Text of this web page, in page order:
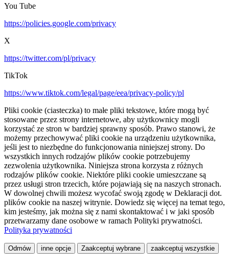
You Tube
https://policies.google.com/privacy
X
https://twitter.com/pl/privacy
TikTok
https://www.tiktok.com/legal/page/eea/privacy-policy/pl
Pliki cookie (ciasteczka) to małe pliki tekstowe, które mogą być
stosowane przez strony internetowe, aby użytkownicy mogli
korzystać ze stron w bardziej sprawny sposób. Prawo stanowi, że
możemy przechowywać pliki cookie na urządzeniu użytkownika,
jeśli jest to niezbędne do funkcjonowania niniejszej strony. Do
wszystkich innych rodzajów plików cookie potrzebujemy
zezwolenia użytkownika. Niniejsza strona korzysta z różnych
rodzajów plików cookie. Niektóre pliki cookie umieszczane są
przez usługi stron trzecich, które pojawiają się na naszych stronach.
W dowolnej chwili możesz wycofać swoją zgodę w Deklaracji dot.
plików cookie na naszej witrynie. Dowiedz się więcej na temat tego,
kim jesteśmy, jak można się z nami skontaktować i w jaki sposób
przetwarzamy dane osobowe w ramach Polityki prywatności.
Polityka prywatności
Odmów inne opcje Zaakceptuj wybrane zaakceptuj wszystkie